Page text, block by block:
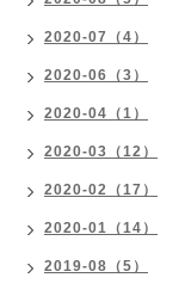
2020-07（4）
2020-06（3）
2020-04（1）
2020-03（12）
2020-02（17）
2020-01（14）
2019-08（5）